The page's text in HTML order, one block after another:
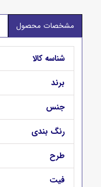
مشخصات محصول
شناسه کالا
برند
جنس
رنگ بندی
طرح
فیت